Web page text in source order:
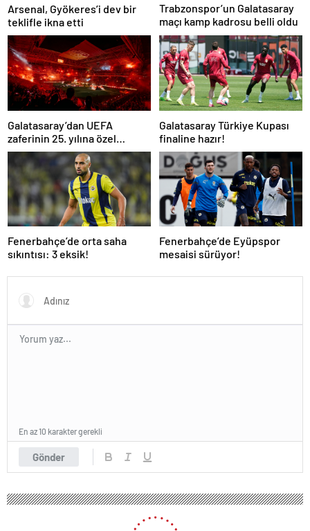
Arsenal, Gyökeres’i dev bir
teklifle ikna etti
Trabzonspor’un Galatasaray
maçı kamp kadrosu belli oldu
Galatasaray’dan UEFA
zaferinin 25. yılına özel
buluşma!
Galatasaray Türkiye Kupası
finaline hazır!
Fenerbahçe’de orta saha
sıkıntısı: 3 eksik!
Fenerbahçe’de Eyüpspor
mesaisi sürüyor!
Gönder
En az 10 karakter gerekli